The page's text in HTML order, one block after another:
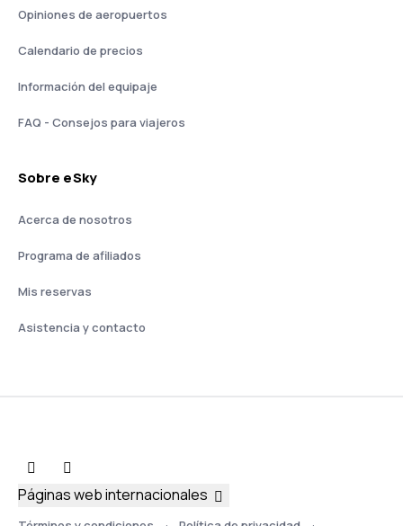
Opiniones de aeropuertos
Calendario de precios
Información del equipaje
FAQ - Consejos para viajeros
Sobre eSky
Acerca de nosotros
Programa de afiliados
Mis reservas
Asistencia y contacto
Páginas web internacionales